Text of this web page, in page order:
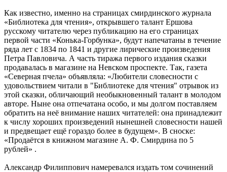
Как известно, именно на страницах смирдинского журнала
«Библиотека для чтения», открывшего талант Ершова
русскому читателю через публикацию на его страницах
первой части «Конька-Горбунка», будут напечатаны в течение
ряда лет с 1834 по 1841 и другие лирические произведения
Петра Павловича. А часть тиража первого издания сказки
продавалась в магазине на Невском проспекте. Так, газета
«Северная пчела» объявляла: «Любители словесности с
удовольствием читали в "Библиотеке для чтения" отрывок из
этой сказки, обличающий необыкновенный талант в молодом
авторе. Ныне она отпечатана особо, и мы долгом поставляем
обратить на неё внимание наших читателей: она принадлежит
к числу хороших произведений нынешней словесности нашей
и предвещает ещё гораздо более в будущем». В сноске:
«Продаётся в книжном магазине А. Ф. Смирдина по 5
рублей» .
Александр Филиппович намеревался издать том сочинений